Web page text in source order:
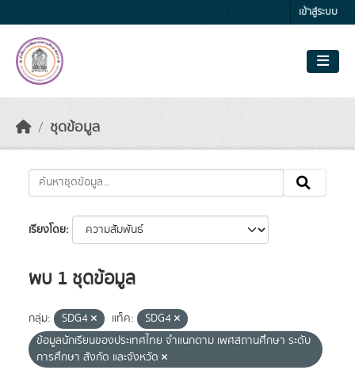
เข้าสู่ระบบ
ชุดข้อมูล
เรียงโดย
พบ 1 ชุดข้อมูล
กลุ่ม: SDG4 แท็ค:
SDG4
ข้อมูลนักเรียนของประเทศไทย จำแนกตาม เพศสถานศึกษา ระดับ
การศึกษา สังกัด และจังหวัด